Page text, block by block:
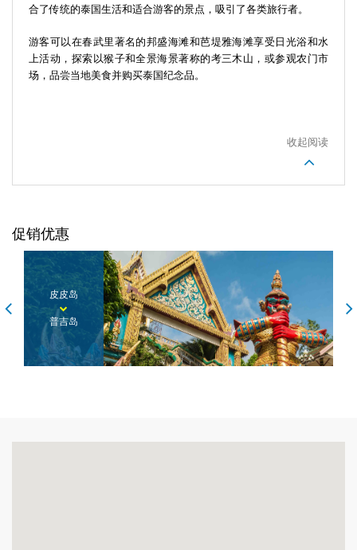
合了传统的泰国生活和适合游客的景点，吸引了各类旅行者。
游客可以在春武里著名的邦盛海滩和芭堤雅海滩享受日光浴和水
上活动，探索以猴子和全景海景著称的考三木山，或参观农门市
场，品尝当地美食并购买泰国纪念品。
收起阅读
促销优惠
皮皮岛
普吉岛